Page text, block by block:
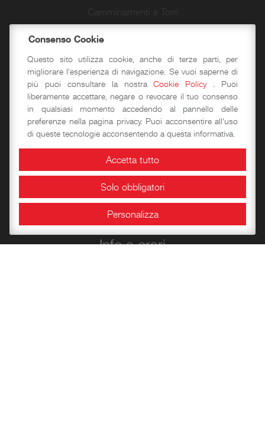
Camminamenti e Torri
Passeggiate d’autore
Didattica
Laboratori storico-didattici
Spazi per eventi
Area Congressuale
Sale espositive
Info e orari
Consenso Cookie
Questo sito utilizza cookie, anche di terze parti, per
migliorare l'esperienza di navigazione. Se vuoi saperne di
più puoi consultare la nostraCookie Policy . Puoi
liberamente accettare, negare o revocare il tuo consenso
in qualsiasi momento accedendo al pannello delle
preferenze nella pagina privacy. Puoi acconsentire all'uso
di queste tecnologie acconsentendo a questa informativa.
Accetta tutto
Solo obbligatori
Personalizza